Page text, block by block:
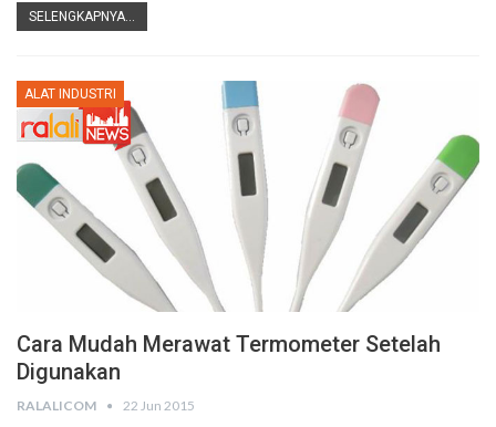
SELENGKAPNYA...
ALAT INDUSTRI
Cara Mudah Merawat Termometer Setelah
Digunakan
RALALICOM 22 Jun 2015